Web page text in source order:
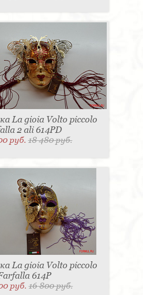
La gioia Volto piccolo
2 ali 614PD
руб.18 480 руб.
La gioia Volto piccolo
614P
руб.16 800 руб.